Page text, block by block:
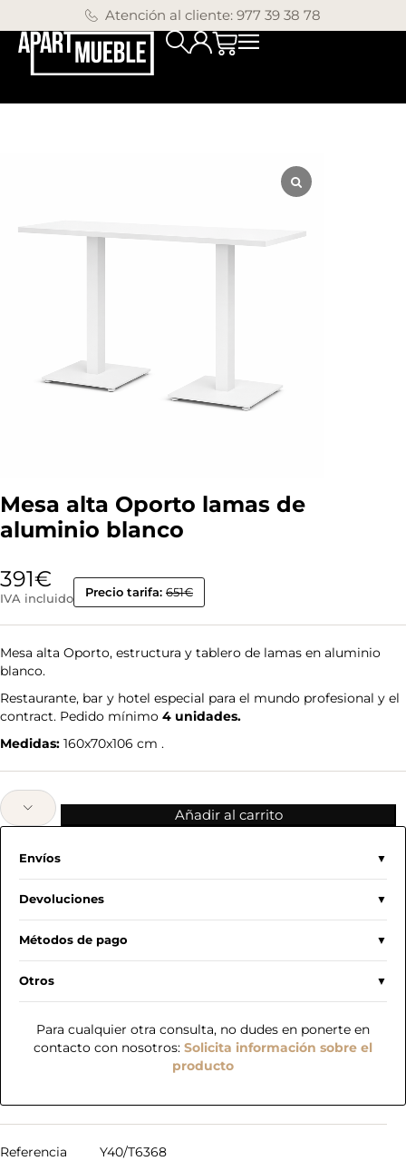
Atención al cliente: 977 39 38 78
Mesa alta Oporto lamas de
aluminio blanco
391€
IVA incluido Precio tarifa: 651€
Mesa alta Oporto, estructura y tablero de lamas en aluminio
blanco.
Restaurante, bar y hotel especial para el mundo profesional y el
contract. Pedido mínimo 4 unidades.
Medidas: 160x70x106 cm .
Añadir al carrito
Envíos
Devoluciones
Métodos de pago
Otros
Para cualquier otra consulta, no dudes en ponerte en
contacto con nosotros: Solicita información sobre el
producto
Referencia
Y40/T6368